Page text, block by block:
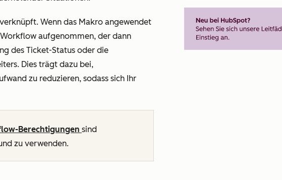
verknüpft. Wenn das Makro angewendet
aufgenommen, der dann
des Ticket-Status oder die
Dies trägt dazu bei,
zu reduzieren, sodass sich Ihr
Berechtigungen sind
zu verwenden.